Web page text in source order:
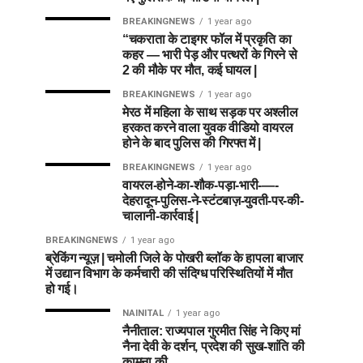
BREAKINGNEWS 1 year ago
“चकराता के टाइगर फॉल में प्रकृति का
कहर — भारी पेड़ और पत्थरों के गिरने से
2 की मौके पर मौत, कई घायल |
BREAKINGNEWS 1 year ago
मेरठ में महिला के साथ सड़क पर अश्लील
हरकत करने वाला युवक वीडियो वायरल
होने के बाद पुलिस की गिरफ्त में |
BREAKINGNEWS 1 year ago
वायरल-होने-का-शौक-पड़ा-भारी-—-
देहरादून-पुलिस-ने-स्टंटबाज़-युवती-पर-की-
चालानी-कार्रवाई |
BREAKINGNEWS 1 year ago
ब्रेकिंग न्यूज़ | चमोली जिले के पोखरी ब्लॉक के हापला बाजार
में उद्यान विभाग के कर्मचारी की संदिग्ध परिस्थितियों में मौत
हो गई।
NAINITAL 1 year ago
नैनीताल: राज्यपाल गुरमीत सिंह ने किए मां
नैना देवी के दर्शन, प्रदेश की सुख-शांति की